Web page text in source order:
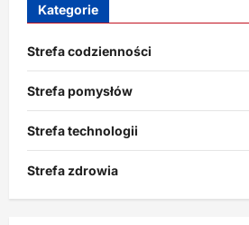
Kategorie
Strefa codzienności
Strefa pomysłów
Strefa technologii
Strefa zdrowia